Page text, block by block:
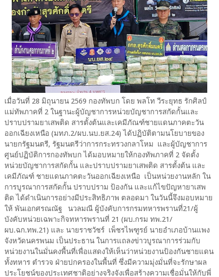
เมื่อวันที่ 28 มิถุนายน 2569 กองทัพบก โดย พลโท วีระยุทธ รักศิลป์
แม่ทัพภาคที่ 2 ในฐานะผู้บัญชาการหน่วยบัญชาการสกัดกั้นและ
ปราบปรามยาเสพติด สารตั้งต้นและเคมีภัณฑ์ชายแดนภาคตะวัน
ออกเฉียงเหนือ (มทภ.2/ผบ.นบ.ยส.24) ได้ปฏิบัติตามนโยบายของ
นายกรัฐมนตรี, รัฐมนตรีว่าการกระทรวงกลาโหม และผู้บัญชาการ
ศูนย์ปฏิบัติการกองทัพบก ได้มอบหมายให้กองทัพภาคที่ 2 จัดตั้ง
หน่วยบัญชาการสกัดกั้น และปราบปรามยาเสพติด สารตั้งต้น และ
เคมีภัณฑ์ ชายแดนภาคตะวันออกเฉียงเหนือ เป็นหน่วยงานหลัก ใน
การบูรณาการสกัดกั้น ปราบปราม ป้องกัน และแก้ไขปัญหายาเสพ
ติด ได้ดำเนินการอย่างมีประสิทธิภาพ ตลอดมา ในวันนี้จึงมอบหมาย
ให้ พันเอกศรณณัฐ นวลมณี ผู้บังคับการกรมทหารพรานที่21/ผู้
บังคับหน่วยเฉพาะกิจทหารพรานที่ 21 (ผบ.กรม ทพ.21/
ผบ.ฉก.ทพ.21) และ นายราชวัชร์ เพ็ชรไพฑูรย์ นายอำเภอบ้านแพง
จังหวัดนครพนม เป็นประธาน ในการแถลงข่าวบูรณาการร่วมกับ
หน่วยงานในมั่นคงพื้นที่เพื่อแสดงให้เห็นว่าหน่วยงานป้องกันชายแดน
ทั้งทหาร ตำรวจ ฝ่ายปกครองในพื้นที่ ซึ่งมีความมุ่งมั่นที่จะรักษาผล
ประโยชน์ของประเทศชาติอย่างจริงจังเพื่อสร้างความเชื่อมั่นให้กับพี่